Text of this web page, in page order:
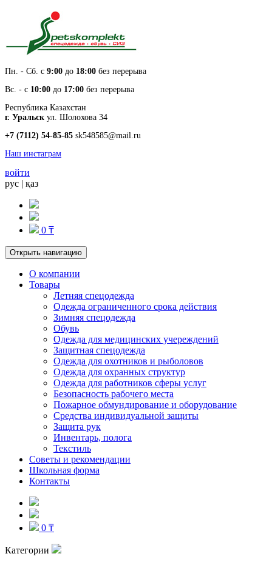
Пн. - Cб. с 9:00 до 18:00 без перерыва
Вс. - с 10:00 до 17:00 без перерыва
Республика Казахстан
г. Уральск ул. Шолохова 34
+7 (7112) 54-85-85 sk548585@mail.ru
Наш инстаграм
войти
рус | қаз
0 ₸
Открыть навигацию
О компании
Товары
Летняя спецодежда
Одежда ограниченного срока действия
Зимняя спецодежда
Обувь
Одежда для медицинских учереждений
Защитная спецодежда
Одежда для охотников и рыболовов
Одежда для охранных структур
Одежда для работников сферы услуг
Безопасность рабочего места
Пожарное обмундирование и оборудование
Средства индивидуальной защиты
Защита рук
Инвентарь, полога
Текстиль
Советы и рекомендации
Школьная форма
Контакты
0 ₸
Категории